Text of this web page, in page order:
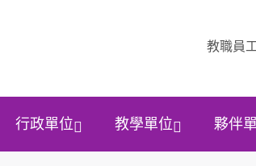
教職員
行政單位 教學單位 夥伴